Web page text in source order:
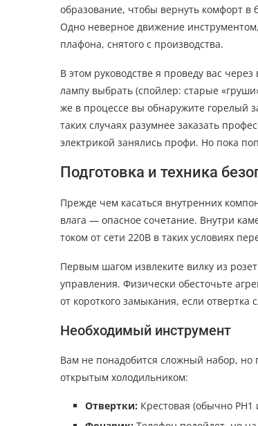
образование, чтобы вернуть комфорт в
Одно неверное движение
плафона, снятого с производства.
В этом руководстве я проведу вас
лампу выбрать (спойлер: старые
же в процессе вы обнаружите горелый
таких случаях разумнее заказать
электрикой занялись профи. Но пока
Подготовка и техника
Прежде чем касаться внутренних
влага — опасное сочетание. Внутри
током от сети 220В в таких условиях
Первым шагом извлеките вилку из
управления. Физически обесточьте
от короткого замыкания, если отвертка
Необходимый инструмент
Вам не понадобится сложный набор, но
открытым холодильником:
Отвертки: Крестовая (обычно